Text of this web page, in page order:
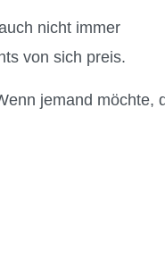
nicht immer
von sich preis.
jemand möchte,